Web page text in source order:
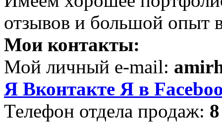
отзывов и большой опыт
Мои контакты:
Мой личный e-mail:
Я Вконтакте Я в
Телефон отдела продаж: